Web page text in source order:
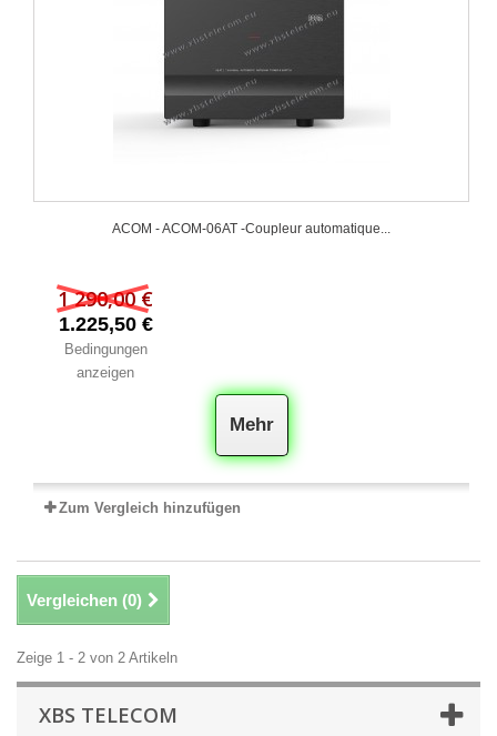
ACOM - ACOM-06AT -Coupleur automatique...
1 290,00 €
1.225,50 €
Bedingungen
anzeigen
Mehr
Zum Vergleich hinzufügen
Vergleichen (0)
Zeige 1 - 2 von 2 Artikeln
XBS TELECOM